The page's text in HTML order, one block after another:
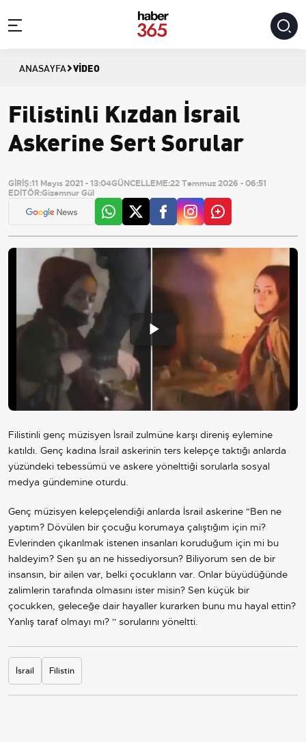
ANASAYFA VIDEO
Filistinli Kızdan İsrail
Askerine Sert Sorular
GİRİŞ:11 Mayıs 2021 - 13:04GÜNCELLEME:22 Temmuz 2026 - 06:51
EDİTÖR:Gizemnur Gül
Play
Video
Filistinli genç müzisyen İsrail zulmüne karşı direniş eylemine
katıldı. Genç kadına İsrail askerinin ters kelepçe taktığı anlarda
yüzündeki tebessümü ve askere yönelttiği sorularla sosyal
medya gündemine oturdu.
Genç müzisyen kelepçelendiği anlarda İsrail askerine "Ben ne
yaptım? Dövülen bir çocuğu korumaya çalıştığım için mi?
Evlerinden çıkarılmak istenen insanları koruduğum için mi bu
haldeyim? Sen şu an ne hissediyorsun? Biliyorum sen de bir
insansın, bir ailen var, belki çocukların var. Onlar büyüdüğünde
zalimlerin tarafında olmasını ister misin? Sen küçük bir
çocukken, geleceğe dair hayaller kurarken bunu mu hayal ettin?
Yanlış taraf olmayı mı? '' sorularını yöneltti.
İsrail Filistin